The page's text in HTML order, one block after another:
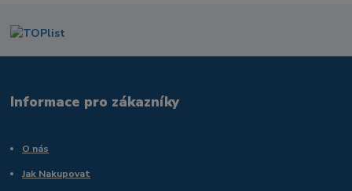
Informace pro zákazníky
O nás
Jak Nakupovat